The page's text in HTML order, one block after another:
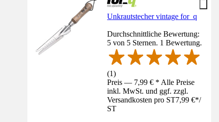
Unkrautstecher vintage for_q
Durchschnittliche Bewertung:
5 von 5 Sternen. 1 Bewertung.
(1)
Preis — 7,99 € * Alle Preise
inkl. MwSt. und ggf. zzgl.
Versandkosten pro ST7,99 €*/
ST